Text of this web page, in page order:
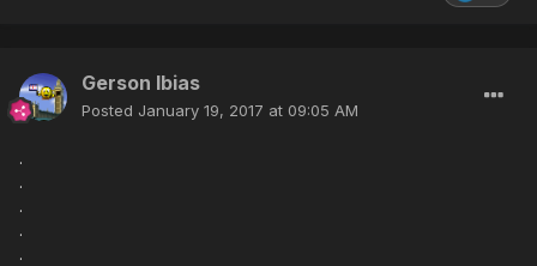
Gerson Ibias
Posted January 19, 2017 at 09:05 AM
.
.
.
.
.